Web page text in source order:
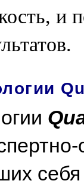
и
себя